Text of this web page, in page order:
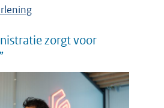
zorgt voor